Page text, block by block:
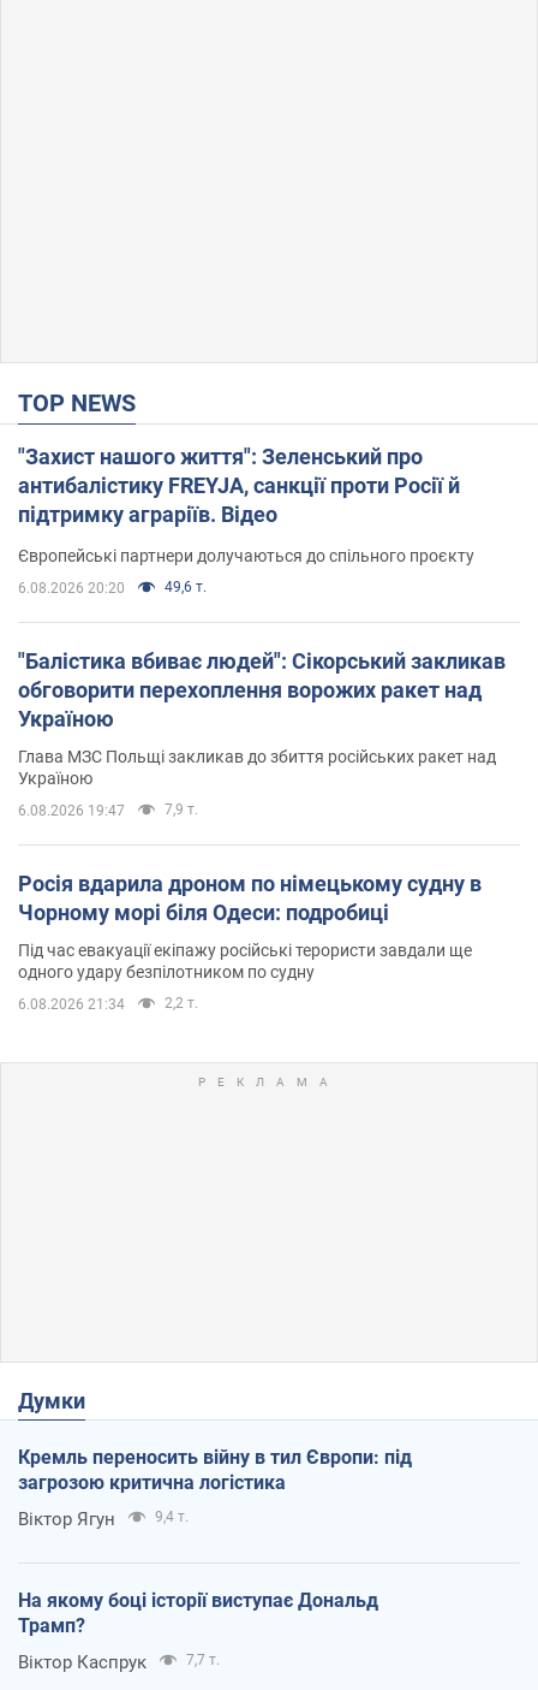
TOP NEWS
"Захист нашого життя": Зеленський про
антибалістику FREYJA, санкції проти Росії й
підтримку аграріїв. Відео
Європейські партнери долучаються до спільного проєкту
6.08.2026 20:20 49,6 т.
"Балістика вбиває людей": Сікорський закликав
обговорити перехоплення ворожих ракет над
Україною
Глава МЗС Польщі закликав до збиття російських ракет над
Україною
6.08.2026 19:47 7,9 т.
Росія вдарила дроном по німецькому судну в
Чорному морі біля Одеси: подробиці
Під час евакуації екіпажу російські терористи завдали ще
одного удару безпілотником по судну
6.08.2026 21:34 2,2 т.
Думки
Кремль переносить війну в тил Європи: під
загрозою критична логістика
Віктор Ягун 9,4 т.
На якому боці історії виступає Дональд
Трамп?
Віктор Каспрук 7,7 т.